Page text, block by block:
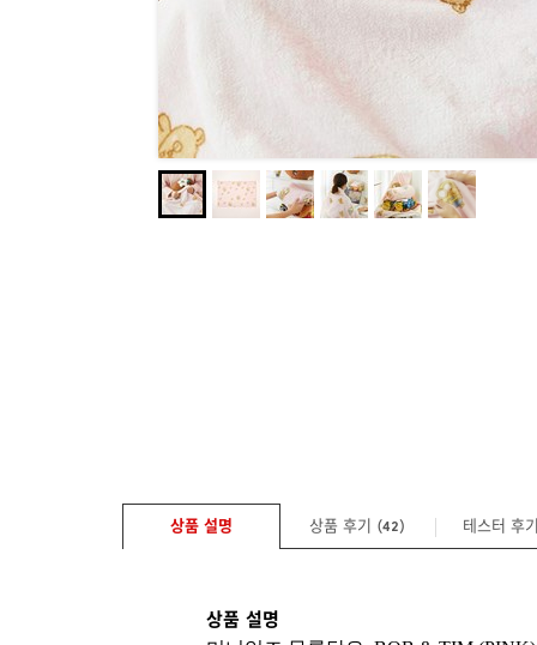
상품 설명 상품 후기 (42) 테스터 후기
상품 설명